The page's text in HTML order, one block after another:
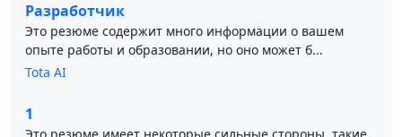
Разработчик
Это резюме содержит много информации о вашем
опыте работы и образовании, но оно может б...
Tota AI
1